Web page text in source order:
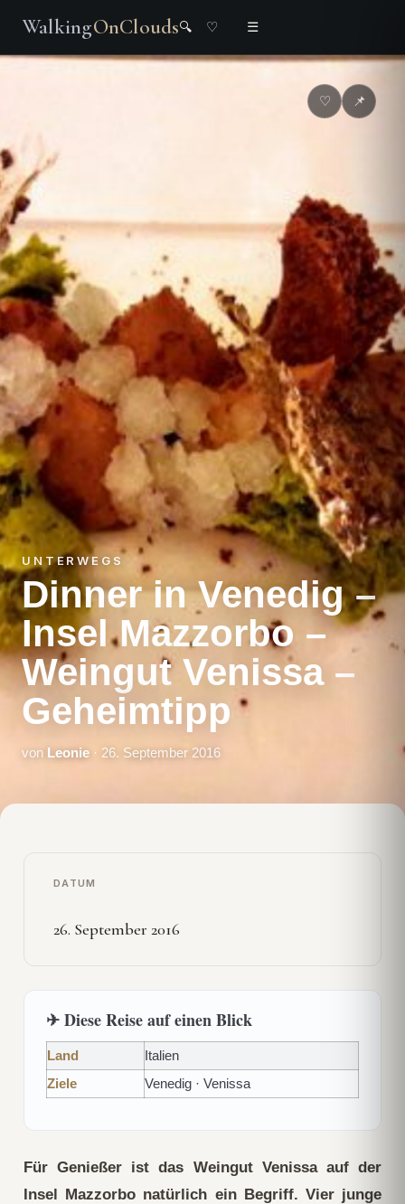
WalkingOnClouds🔍 ♡ ☰
♡ 📌
UNTERWEGS
Dinner in Venedig –
Insel Mazzorbo –
Weingut Venissa –
Geheimtipp
von Leonie · 26. September 2016
DATUM
26. September 2016
✈ Diese Reise auf einen Blick
Land
Italien
Ziele
Venedig · Venissa
Für Genießer ist das Weingut Venissa auf der
Insel Mazzorbo natürlich ein Begriff. Vier junge